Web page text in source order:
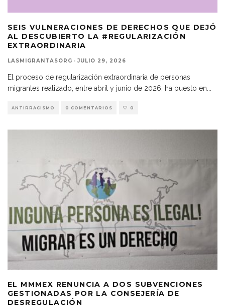
SEIS VULNERACIONES DE DERECHOS QUE DEJÓ
AL DESCUBIERTO LA #REGULARIZACIÓN
EXTRAORDINARIA
LASMIGRANTASORG · JULIO 29, 2026
El proceso de regularización extraordinaria de personas
migrantes realizado, entre abril y junio de 2026, ha puesto en
ANTIRRACISMO 0 COMENTARIOS 0
EL MMMEX RENUNCIA A DOS SUBVENCIONES
GESTIONADAS POR LA CONSEJERÍA DE
DESREGULACIÓN